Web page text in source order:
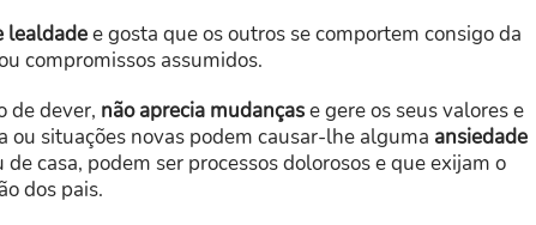
lealdadee gosta que os outros se comportem consigo da
compromissos assumidos.
de dever, não aprecia mudançase gere os seus valores e
situações novas podem causar-lhe alguma ansiedade
de casa, podem ser processos dolorosos e que exijam o
dos pais.